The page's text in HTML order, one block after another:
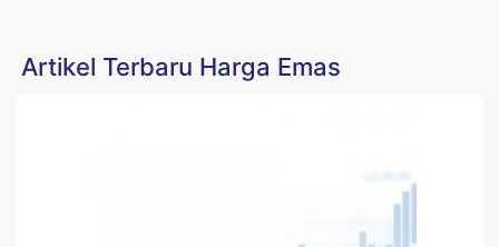
Artikel Terbaru Harga Emas